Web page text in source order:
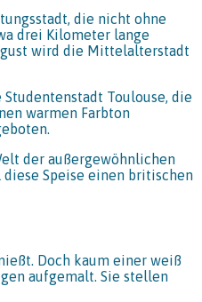
die nicht ohne
drei Kilometer lange
wird die Mittelalterstadt
Toulouse, die
warmen Farbton
der außergewöhnlichen
Speise einen britischen
Doch kaum einer weiß
aufgemalt. Sie stellen